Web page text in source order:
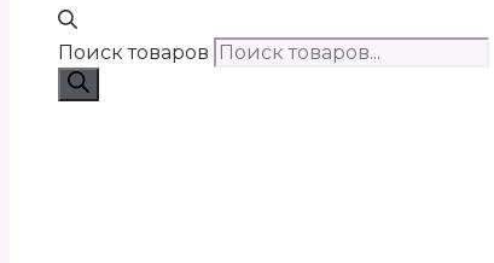
Поиск товаров